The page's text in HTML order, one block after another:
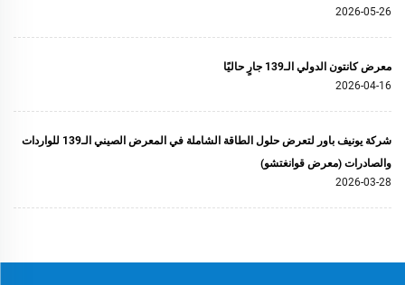
2026-05-26
معرض كانتون الدولي الـ139 جارٍ حاليًا
2026-04-16
شركة يونيف باور لتعرض حلول الطاقة الشاملة في المعرض الصيني الـ139 للواردات
والصادرات (معرض قوانغتشو)
2026-03-28